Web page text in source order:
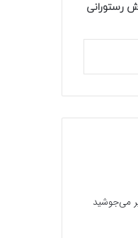
رستورانی
می‌جوشید